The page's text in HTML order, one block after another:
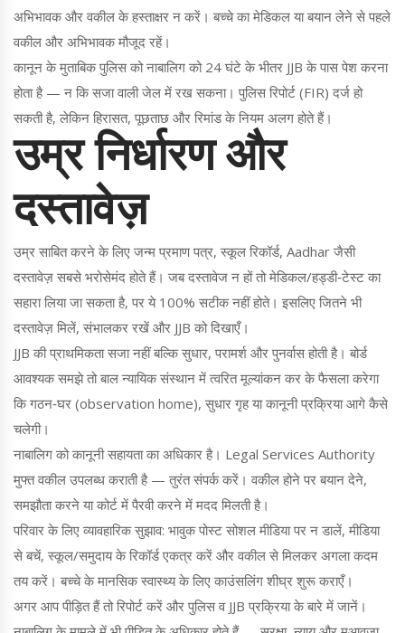
अभिभावक और वकील के हस्ताक्षर न करें। बच्चे का मेडिकल या बयान लेने से पहले
वकील और अभिभावक मौजूद रहें।
कानून के मुताबिक पुलिस को नाबालिग को 24 घंटे के भीतर JJB के पास पेश करना
होता है — न कि सजा वाली जेल में रख सकना। पुलिस रिपोर्ट (FIR) दर्ज हो
सकती है, लेकिन हिरासत, पूछताछ और रिमांड के नियम अलग होते हैं।
उम्र निर्धारण और
दस्तावेज़
उम्र साबित करने के लिए जन्म प्रमाण पत्र, स्कूल रिकॉर्ड, Aadhar जैसी
दस्तावेज़ सबसे भरोसेमंद होते हैं। जब दस्तावेज न हों तो मेडिकल/हड्डी‑टेस्ट का
सहारा लिया जा सकता है, पर ये 100% सटीक नहीं होते। इसलिए जितने भी
दस्तावेज़ मिलें, संभालकर रखें और JJB को दिखाएँ।
JJB की प्राथमिकता सजा नहीं बल्कि सुधार, परामर्श और पुनर्वास होती है। बोर्ड
आवश्यक समझे तो बाल न्यायिक संस्थान में त्वरित मूल्यांकन कर के फैसला करेगा
कि गठन‑घर (observation home), सुधार गृह या कानूनी प्रक्रिया आगे कैसे
चलेगी।
नाबालिग को कानूनी सहायता का अधिकार है। Legal Services Authority
मुफ्त वकील उपलब्ध कराती है — तुरंत संपर्क करें। वकील होने पर बयान देने,
समझौता करने या कोर्ट में पैरवी करने में मदद मिलती है।
परिवार के लिए व्यावहारिक सुझाव: भावुक पोस्ट सोशल मीडिया पर न डालें, मीडिया
से बचें, स्कूल/समुदाय के रिकॉर्ड एकत्र करें और वकील से मिलकर अगला कदम
तय करें। बच्चे के मानसिक स्वास्थ्य के लिए काउंसलिंग शीघ्र शुरू कराएँ।
अगर आप पीड़ित हैं तो रिपोर्ट करें और पुलिस व JJB प्रक्रिया के बारे में जानें।